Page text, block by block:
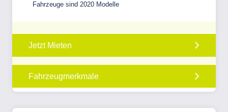
Fahrzeuge sind 2020 Modelle
Jetzt Mieten
Fahrzeugmerkmale